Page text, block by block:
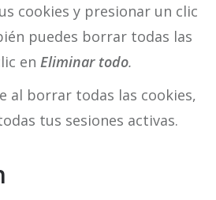
cookies y presionar un clic
puedes borrar todas las
en Eliminar todo.
al borrar todas las cookies,
tus sesiones activas.